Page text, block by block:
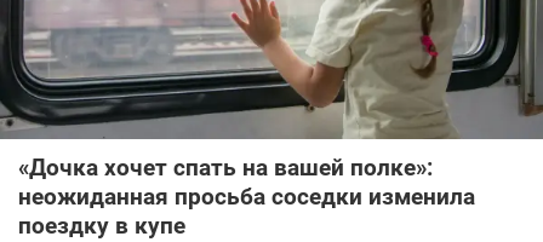
«Дочка хочет спать на вашей полке»:
неожиданная просьба соседки изменила
поездку в купе